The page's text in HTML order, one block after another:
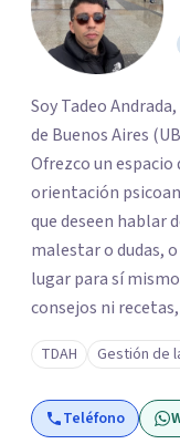
Soy Tadeo
de Buenos Aires
Ofrezco un
orientación
que deseen hablar
malestar o dudas,
lugar para sí
consejos ni
quien puede decir
malestar... En el
posibilidad de
parecía sin salida.
TDAH Gestión de
Teléfono